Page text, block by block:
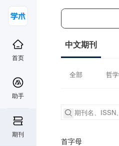
首页
助手
期刊
中文期刊
全部 哲学
首字母